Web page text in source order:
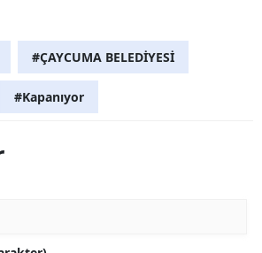
#ÇAYCUMA BELEDİYESİ
#Kapanıyor